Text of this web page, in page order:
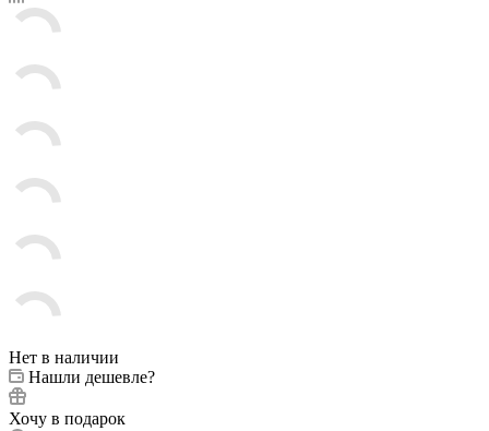
Нет в наличии
Нашли дешевле?
Хочу в подарок